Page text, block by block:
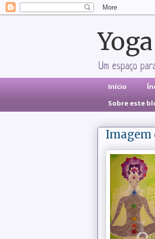
Um espaço
Início
Sobre este
Imagem